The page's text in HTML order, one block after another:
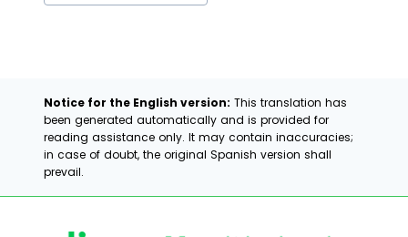
Notice for the English version: This translation has
been generated automatically and is provided for
reading assistance only. It may contain inaccuracies;
in case of doubt, the original Spanish version shall
prevail.